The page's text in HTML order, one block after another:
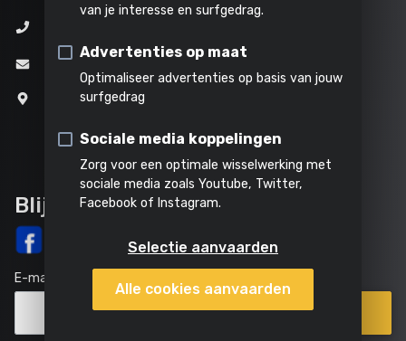
Alle
powertools
tuingereedschap
Alles in
categorie
Metaalsnijder
Verstekzaag
Reciprozaag
Cirkelzaag
Decoupeerzaag
info@varo.com
Joseph Van Instraat 9
België
Blijf op de hoogte
E-mail
Inschrijven
van je interesse en surfgedrag.
Advertenties op maat
Optimaliseer advertenties op basis van jouw
surfgedrag
Sociale media koppelingen
Zorg voor een optimale wisselwerking met
sociale media zoals Youtube, Twitter,
Facebook of Instagram.
Selectie aanvaarden
Alle cookies aanvaarden